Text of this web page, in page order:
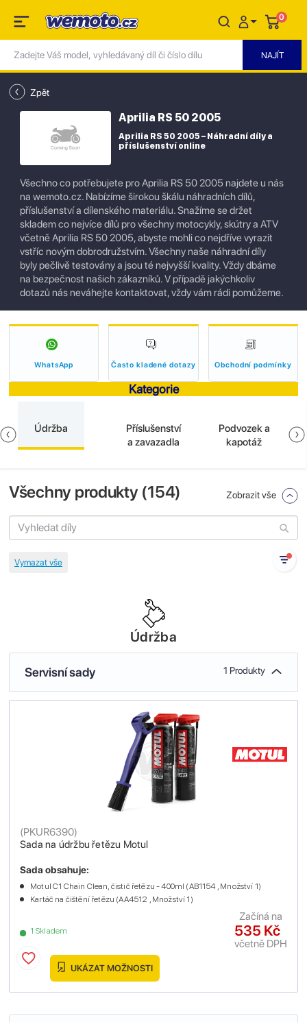
0
Zpět
Aprilia RS 50 2005
Aprilia RS 50 2005 – Náhradní díly a
příslušenství online
Všechno co potřebujete pro Aprilia RS 50 2005 najdete u nás
na wemoto.cz. Nabízíme širokou škálu náhradních dílů,
příslušenství a dílenského materiálu. Snažíme se držet
skladem co nejvíce dílů pro všechny motocykly, skútry a ATV
včetně Aprilia RS 50 2005, abyste mohli co nejdříve vyrazit
vstříc novým dobrodružstvím. Všechny naše náhradní díly
byly pečlivě testovány a jsou té nejvyšší kvality. Vždy dbáme
na bezpečnost našich zákazníků. V případě jakýchkoliv
dotazů nás neváhejte kontaktovat, vždy vám rádi pomůžeme.
WhatsApp Často kladené dotazy Obchodní podmínky
Kategorie
Údržba
Příslušenství
a zavazadla
Podvozek a
kapotáž
Všechny produkty (154) Zobrazit vše
Údržba
Servisní sady 1 Produkty
Sada na údržbu řetězu Motul
(PKUR6390)
1 Skladem
Sada obsahuje:
Motul C1 Chain Clean, čistič řetězu - 400ml (AB1154 , Množství 1)
Kartáč na čištění řetězu (AA4512 , Množství 1)
535 Kč
včetně DPH
Začíná na
UKÁZAT MOŽNOSTI